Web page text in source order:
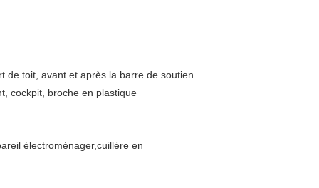
de toit, avant et après la barre de soutien
cockpit, broche en plastique
électroménager,cuillère en